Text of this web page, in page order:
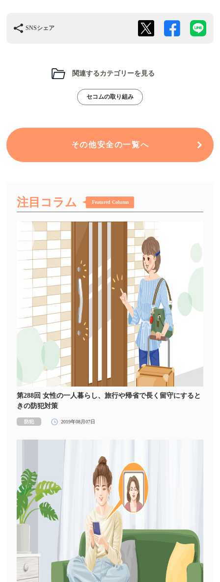
SNSシェア
関連するカテゴリーを見る
セコムの取り組み
その他安全の一覧へ
注目コラム Featured Column
第288回 女性の一人暮らし、旅行や帰省で長く留守にすると
きの防犯対策
防犯 2019年08月07日